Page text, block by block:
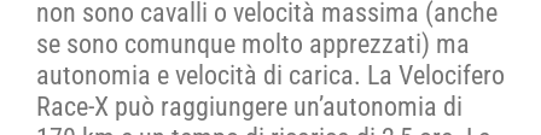
ACCOUNT
CARRELLO
non sono cavalli o velocità massima (anche
se sono comunque molto apprezzati) ma
autonomia e velocità di carica. La Velocifero
Race-X può raggiungere un’autonomia di